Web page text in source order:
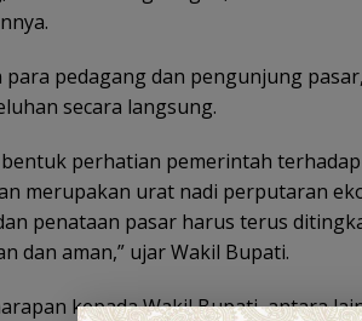
pedagang dan pengunjung
secara langsung.
perhatian pemerintah
merupakan urat nadi perputaran
penataan pasar harus terus
dan aman,” ujar Wakil Bupati.
kepada Wakil Bupati, antara